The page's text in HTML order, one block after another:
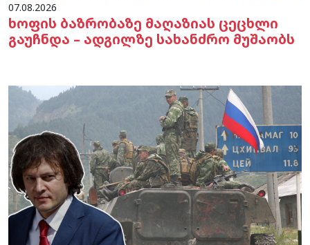
07.08.2026
ხოფის ბაზრობაზე მაღაზიას ცეცხლი
გაუჩნდა – ადგილზე სახანძრო მუშაობს